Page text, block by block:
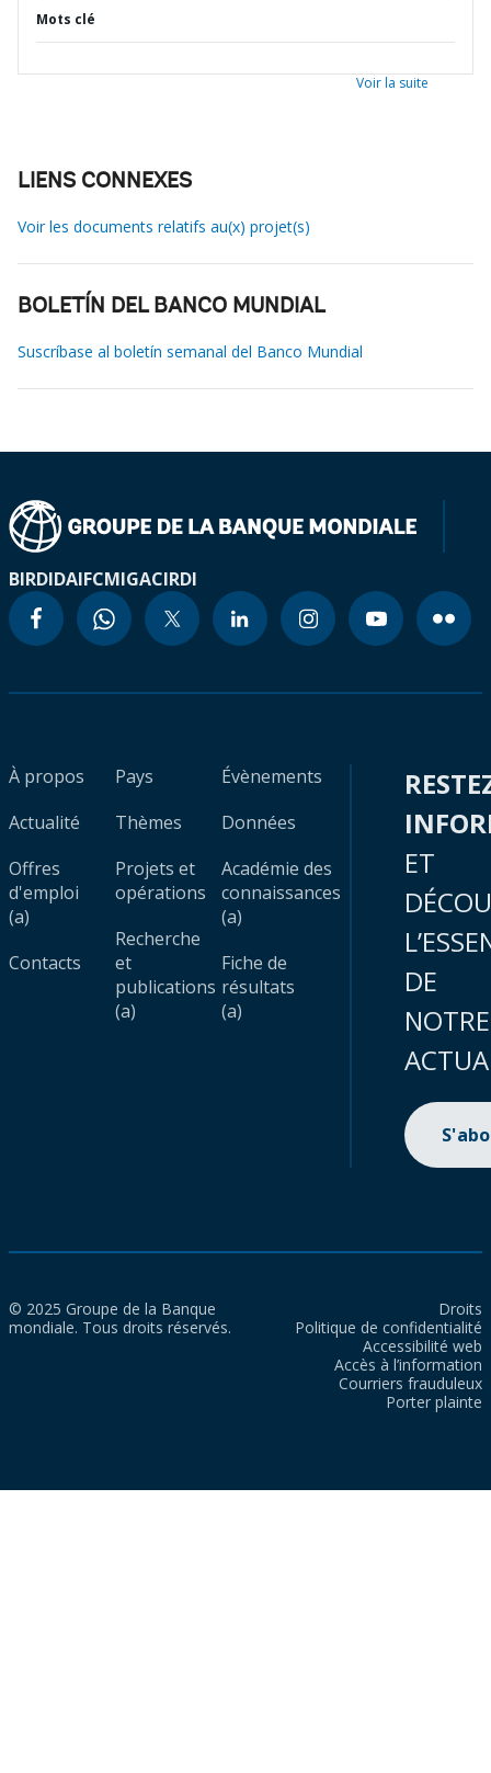
Mots clé
Voir la suite
LIENS CONNEXES
Voir les documents relatifs au(x) projet(s)
BOLETÍN DEL BANCO MUNDIAL
Suscríbase al boletín semanal del Banco Mundial
BIRDIDAIFCMIGACIRDI
À propos
Actualité
Offres
d'emploi
(a)
Contacts
Pays
Thèmes
Projets et
opérations
Recherche
et
publications
(a)
Évènements
Données
Académie des
connaissances
(a)
Fiche de
résultats
(a)
ET
DE
NOTRE
© 2025 Groupe de la Banque
mondiale. Tous droits réservés.
Droits
Politique de confidentialité
Accessibilité web
Accès à l’information
Courriers frauduleux
Porter plainte